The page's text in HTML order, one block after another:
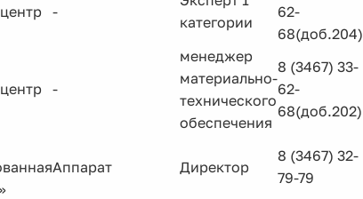
-
категории
62-
68(доб.204)
-
менеджер
материально-
технического
обеспечения
8 (3467) 33-
62-
68(доб.202)
Аппарат Директор
8 (3467) 32-
79-79